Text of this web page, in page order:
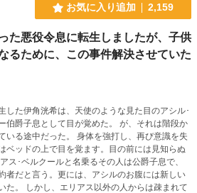
お気に入り追加 2,159
た悪役令息に転生しましたが、子供
るために、この事件解決させていた
した伊角洸希は、天使のような見た目のアシル･
伯爵子息として目が覚めた。 が、それは階段か
いる途中だった。 身体を強打し、再び意識を失
ベッドの上で目を覚ます。目の前には見知らぬ
ス･ベルクールと名乗るその人は公爵子息で、
者だと言う。更には、アシルのお腹には新しい
た。 しかし、エリアス以外の人からは疎まれて